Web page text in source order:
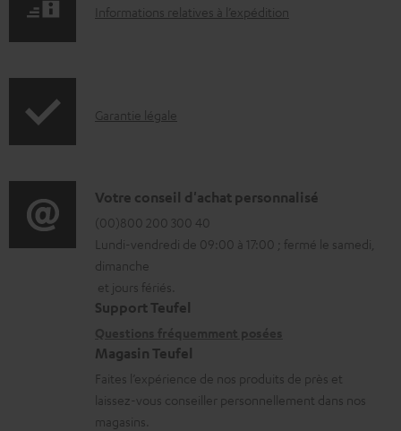
l
I
r
t
i
o
n
s
e
a
Informations relatives à l’expédition
I
o
r
m
a
t
o
n
s
Garantie légale
D
é
t
a
i
s
c
o
Votre conseil d'achat personnalisé
(00)800 200 300 40
Lundi-vendredi de 09:00 à 17:00 ; fermé le samedi,
dimanche
et jours fériés.
Support Teufel
Magasin Teufel
Faites l’expérience de nos produits de près et
laissez-vous conseiller personnellement dans nos
magasins.